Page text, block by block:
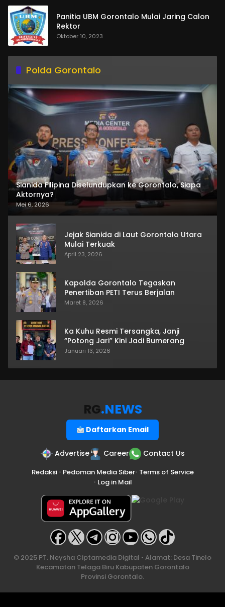
Panitia UBM Gorontalo Mulai Jaring Calon
Rektor
Oktober 10, 2023
Polda Gorontalo
Sianida Filipina Diselundupkan ke Gorontalo, Siapa
Aktornya?
Mei 6, 2026
Jejak Sianida di Laut Gorontalo Utara
Mulai Terkuak
April 23, 2026
Kapolda Gorontalo Tegaskan
Penertiban PETI Terus Berjalan
Maret 8, 2026
Ka Kuhu Resmi Tersangka, Janji
“Potong Jari” Kini Jadi Bumerang
Januari 13, 2026
RG.NEWS
Daftarkan Email
Advertise Career Contact Us
Redaksi• Pedoman Media Siber• Terms of Service
• Log in Mail
© 2025 PT. Neysha Ciptamedia Digital • Alamat: Desa Tinelo
Kecamatan Telaga Biru Kabupaten Gorontalo
Provinsi Gorontalo.